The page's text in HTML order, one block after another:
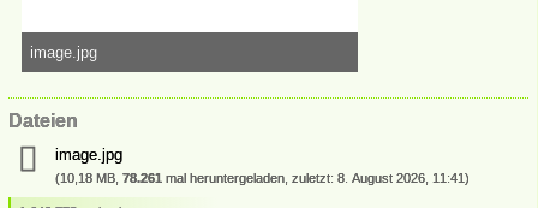
image.jpg
3,08 MB, 3.264×2.448, 78.652 mal angesehen
Dateien
image.jpg
(10,18 MB, 78.261 mal heruntergeladen, zuletzt: 8. August 2026, 11:41)